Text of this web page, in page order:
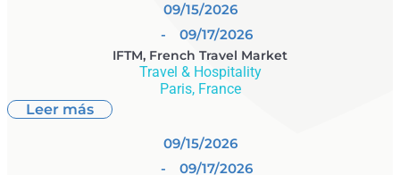
09/15/2026
- 09/17/2026
IFTM, French Travel Market
Travel & Hospitality
Paris, France
Leer más
09/15/2026
- 09/17/2026